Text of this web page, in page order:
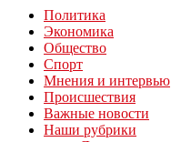
Политика
Экономика
Общество
Спорт
Мнения и интервью
Происшествия
Важные новости
Наши рубрики